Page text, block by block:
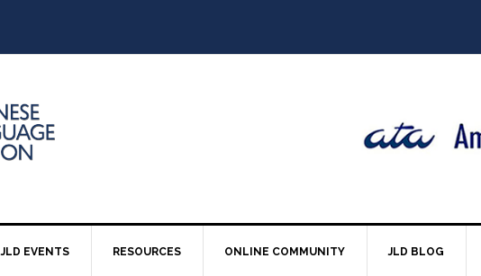
JLD EVENTS RESOURCES ONLINE COMMUNITY JLD BLOG